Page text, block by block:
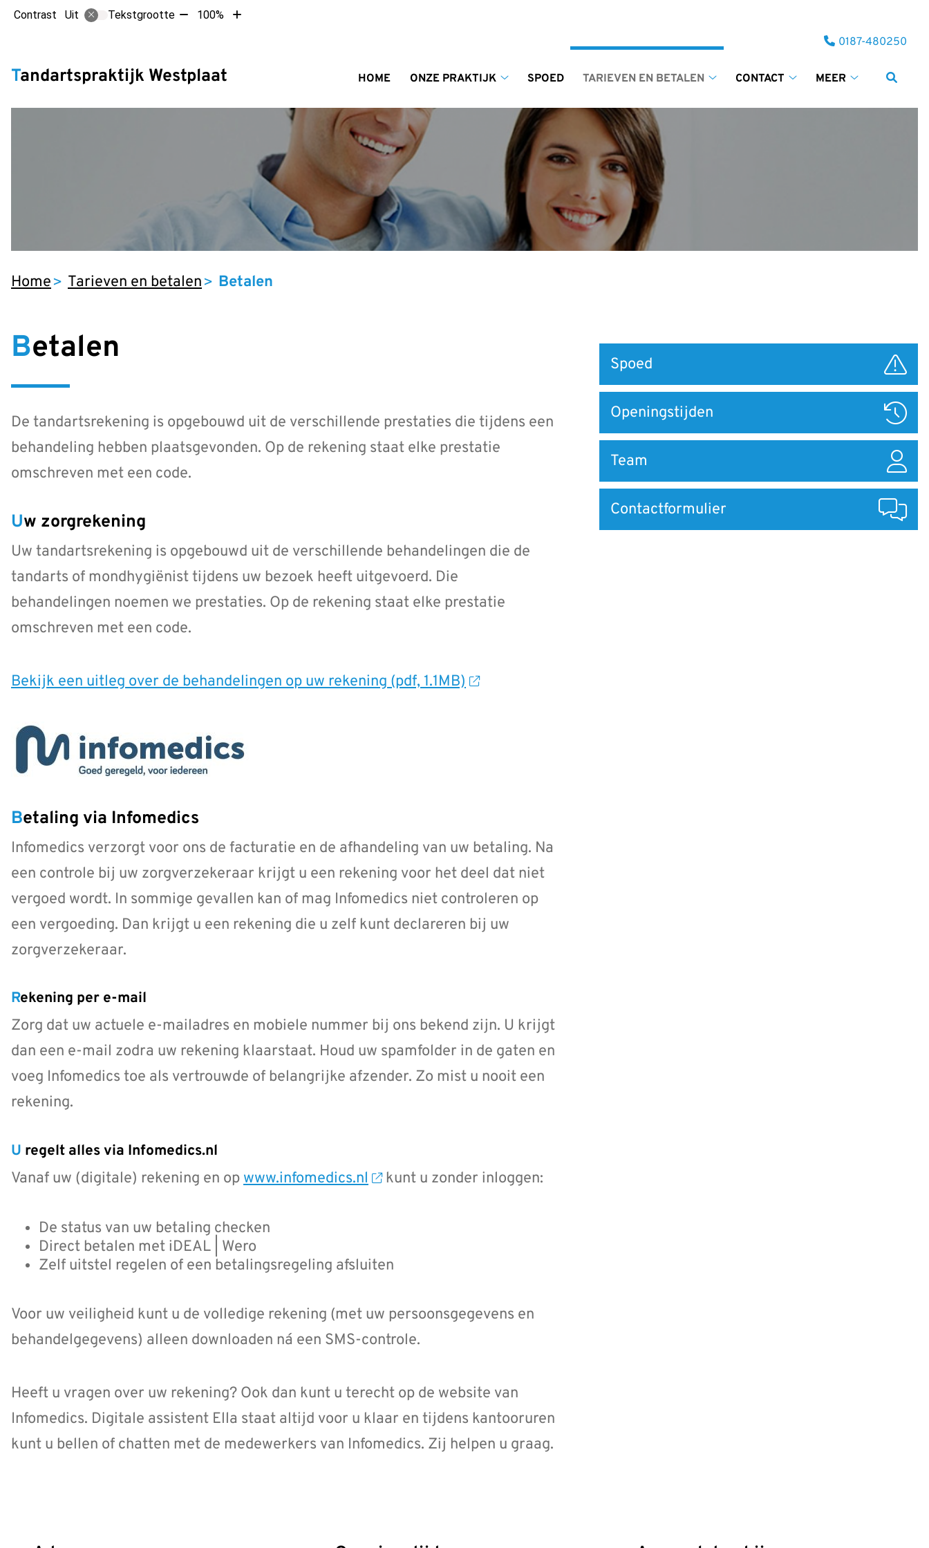
Contrast Uit Tekstgrootte Tekst100%
Tekst
Tandartspraktijk Westplaat HOME
ONZE PRAKTIJK
praktijk
submenu
SPOED
TARIEVEN EN BETALEN
en
CONTACT
submenu
MEER
submenu
Tel:
0187-480250
Home Tarieven en betalen Betalen
Betalen
De tandartsrekening is opgebouwd uit de verschillende prestaties die tijdens een
behandeling hebben plaatsgevonden. Op de rekening staat elke prestatie
omschreven met een code.
Uw zorgrekening
Uw tandartsrekening is opgebouwd uit de verschillende behandelingen die de
tandarts of mondhygiënist tijdens uw bezoek heeft uitgevoerd. Die
behandelingen noemen we prestaties. Op de rekening staat elke prestatie
omschreven met een code.
Bekijk een uitleg over de behandelingen op uw rekening (pdf, 1.1MB)
Betaling via Infomedics
Infomedics verzorgt voor ons de facturatie en de afhandeling van uw betaling. Na
een controle bij uw zorgverzekeraar krijgt u een rekening voor het deel dat niet
vergoed wordt. In sommige gevallen kan of mag Infomedics niet controleren op
een vergoeding. Dan krijgt u een rekening die u zelf kunt declareren bij uw
zorgverzekeraar.
Rekening per e-mail
Zorg dat uw actuele e-mailadres en mobiele nummer bij ons bekend zijn. U krijgt
dan een e-mail zodra uw rekening klaarstaat. Houd uw spamfolder in de gaten en
voeg Infomedics toe als vertrouwde of belangrijke afzender. Zo mist u nooit een
rekening.
U regelt alles via Infomedics.nl
Vanaf uw (digitale) rekening en op www.infomedics.nl kunt u zonder inloggen:
De status van uw betaling checken
Direct betalen met iDEAL | Wero
Zelf uitstel regelen of een betalingsregeling afsluiten
Voor uw veiligheid kunt u de volledige rekening (met uw persoonsgegevens en
behandelgegevens) alleen downloaden ná een SMS-controle.
Heeft u vragen over uw rekening? Ook dan kunt u terecht op de website van
Infomedics. Digitale assistent Ella staat altijd voor u klaar en tijdens kantooruren
kunt u bellen of chatten met de medewerkers van Infomedics. Zij helpen u graag.
naar
Spoed
Openingstijden
Team
Contactformulier